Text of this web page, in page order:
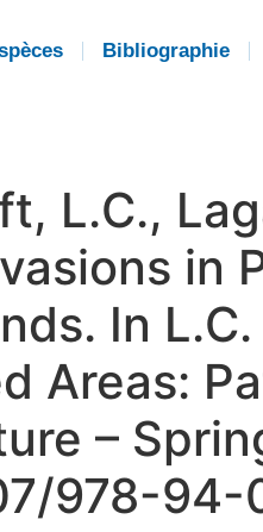
Bibliographie
L.C.,
in
In
Areas:
–
978-